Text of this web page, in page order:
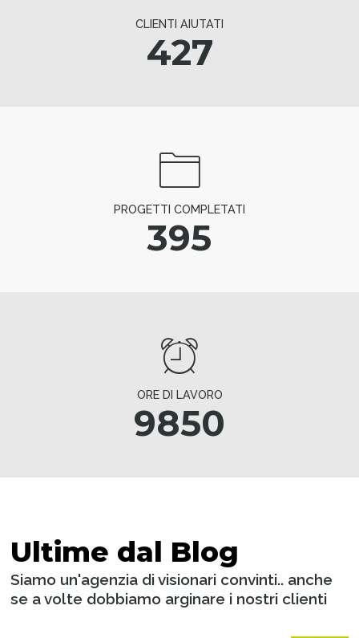
CLIENTI AIUTATI
427
PROGETTI COMPLETATI
395
ORE DI LAVORO
9850
Ultime dal Blog
Siamo un'agenzia di visionari convinti.. anche
se a volte dobbiamo arginare i nostri clienti